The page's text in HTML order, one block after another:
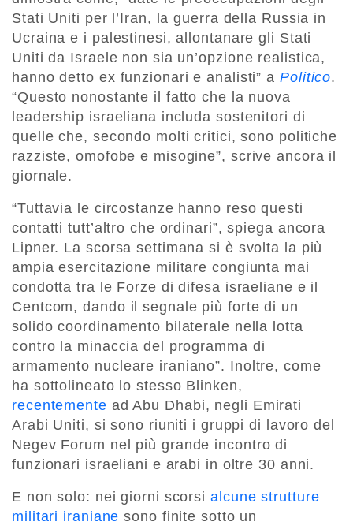
Stati Uniti per l’Iran, la guerra della Russia in
Ucraina e i palestinesi, allontanare gli Stati
Uniti da Israele non sia un’opzione realistica,
hanno detto ex funzionari e analisti” a Politico.
“Questo nonostante il fatto che la nuova
leadership israeliana includa sostenitori di
quelle che, secondo molti critici, sono politiche
razziste, omofobe e misogine”, scrive ancora il
giornale.
“Tuttavia le circostanze hanno reso questi
contatti tutt’altro che ordinari”, spiega ancora
Lipner. La scorsa settimana si è svolta la più
ampia esercitazione militare congiunta mai
condotta tra le Forze di difesa israeliane e il
Centcom, dando il segnale più forte di un
solido coordinamento bilaterale nella lotta
contro la minaccia del programma di
armamento nucleare iraniano”. Inoltre, come
ha sottolineato lo stesso Blinken,
recentemente ad Abu Dhabi, negli Emirati
Arabi Uniti, si sono riuniti i gruppi di lavoro del
Negev Forum nel più grande incontro di
funzionari israeliani e arabi in oltre 30 anni.
E non solo: nei giorni scorsi alcune strutture
militari iraniane sono finite sotto un